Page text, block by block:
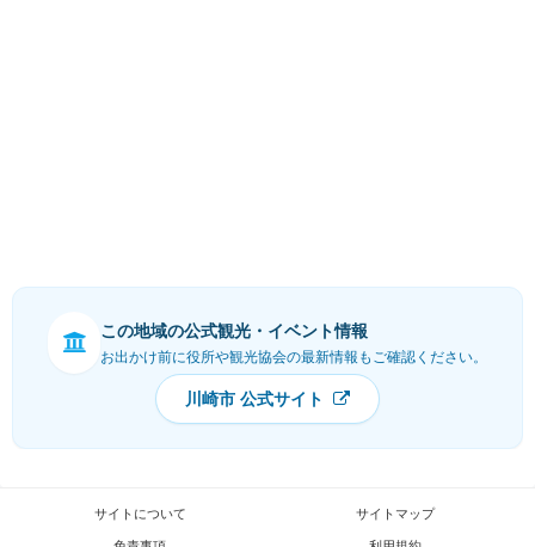
この地域の公式観光・イベント情報
お出かけ前に役所や観光協会の最新情報もご確認ください。
川崎市 公式サイト
サイトについて サイトマップ